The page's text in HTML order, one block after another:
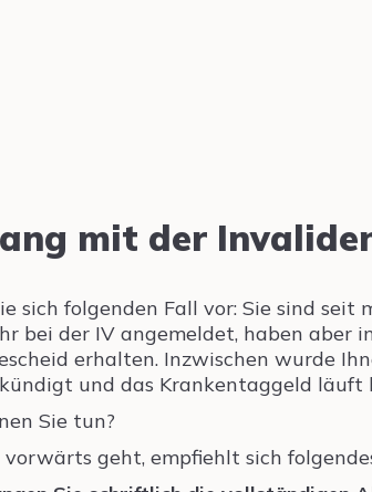
mit der
sich folgenden Fall vor: Sie sind seit
bei der IV angemeldet, haben aber
erhalten. Inzwischen wurde
und das Krankentaggeld läuft
Sie tun?
vorwärts geht, empfiehlt sich